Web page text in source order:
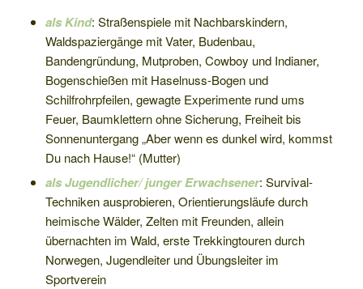
als Kind: Straßenspiele mit Nachbarskindern,
Waldspaziergänge mit Vater, Budenbau,
Bandengründung, Mutproben, Cowboy und Indianer,
Bogenschießen mit Haselnuss-Bogen und
Schilfrohrpfeilen, gewagte Experimente rund ums
Feuer, Baumklettern ohne Sicherung, Freiheit bis
Sonnenuntergang „Aber wenn es dunkel wird, kommst
Du nach Hause!“ (Mutter)
als Jugendlicher/ junger Erwachsener: Survival-
Techniken ausprobieren, Orientierungsläufe durch
heimische Wälder, Zelten mit Freunden, allein
übernachten im Wald, erste Trekkingtouren durch
Norwegen, Jugendleiter und Übungsleiter im
Sportverein